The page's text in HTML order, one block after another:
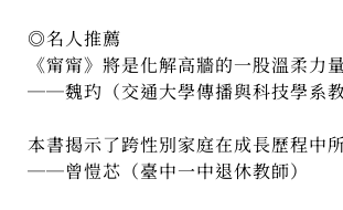
◎名人推薦
《甯甯》將是化解高牆的一股溫柔力
──魏玓（交通大學傳播與科技學系教
本書揭示了跨性別家庭在成長歷程中
──曾愷芯（臺中一中退休教師）